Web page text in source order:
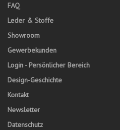
FAQ
Leder & Stoffe
Showroom
Gewerbekunden
Login - Persönlicher Bereich
Design-Geschichte
Kontakt
Newsletter
Datenschutz